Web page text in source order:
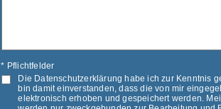
* Pflichtfelder
Datenschutzbestimmungen
Die Datenschutzerklärung habe ich zur Kenntnis
bin damit einverstanden, dass die von mir
elektronisch erhoben und gespeichert werden.